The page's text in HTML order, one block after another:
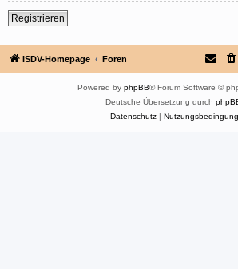
Registrieren
ISDV-Homepage Foren
Powered by phpBB® Forum Software ©
Deutsche Übersetzung durch
Datenschutz|